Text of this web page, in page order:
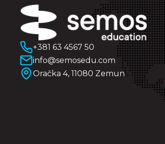
+381 63 4567 50
info@semosedu.com
Oračka 4, 11080 Zemun